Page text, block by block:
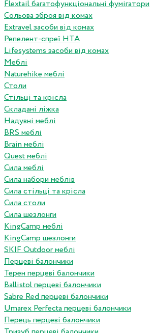
Flextail багатофункціональні фумігатори
Сольова зброя від комах
Extravel засоби від комах
Репелент-спреї HTA
Lifesystems засоби від комах
Меблі
Naturehike меблі
Столи
Стільці та крісла
Складані ліжка
Надувні меблі
BRS меблі
Brain меблі
Quest меблі
Сила меблі
Сила набори меблів
Сила стільці та крісла
Сила столи
Сила шезлонги
KingCamp меблі
KingCamp шезлонги
SKIF Outdoor меблі
Перцеві балончики
Терен перцеві балончики
Ballistol перцеві балончики
Sabre Red перцеві балончики
Umarex Perfecta перцеві балончики
Перець перцеві балончики